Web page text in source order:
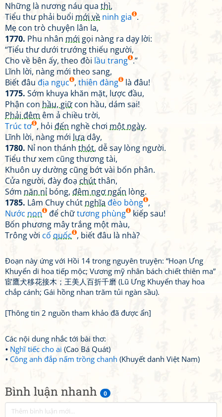
Bình luận nhanh 0
Những là nương náu qua thì,
Tiểu thư phải buổi mới về ninh gia .
Mẹ con trò chuyện lân la,
1770. Phu nhân mới gọi nàng ra dạy lời:
“Tiểu thư dưới trướng thiếu người,
Cho về bên ấy, theo đòi lầu trang .”
Lĩnh lời, nàng mới theo sang,
Biết đâu địa ngục , thiên đàng
là đâu!
1775. Sớm khuya khăn mặt, lược đầu,
Phận con hầu, giữ con hầu, dám sai!
Phải đêm êm ả chiều trời,
Trúc tơ , hỏi đến nghề chơi một ngày.
Lĩnh lời, nàng mới lựa dây,
1780. Nỉ non thánh thót, dễ say lòng người.
Tiểu thư xem cũng thương tài,
Khuôn uy dường cũng bớt vài bốn phân.
Cửa người, đày đoạ chútthân,
Sớm năn nỉ bóng, đêm ngơ ngẩn lòng.
1785. Lâm Chuy chút nghĩa đèo bòng ,
Nước non để chữtương phùng
kiếp sau!
Bốn phương mây trắng một màu,
Trông vời cố quốc , biết đâu là nhà?
Đoạn này ứng với Hồi 14 trong nguyên truyện: “Hoạn Ưng
Khuyển di hoa tiếp mộc; Vương mỹ nhân bách chiết thiên ma”
宦鷹犬移花接木；王美人百折千磨 (Lũ Ưng Khuyển thay hoa
chắp cánh; Gái hồng nhan trăm tủi ngàn sầu).
[Thông tin 2 nguồn tham khảo đã được ẩn]
Các nội dung nhắc tới bài thơ:
Nghĩ tiếc cho ai (Cao Bá Quát)
Công anh đắp nấm trồng chanh (Khuyết danh Việt Nam)